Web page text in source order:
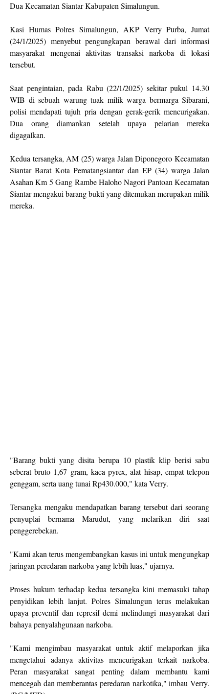
Dua Kecamatan Siantar Kabupaten Simalungun.
Kasi Humas Polres Simalungun, AKP Verry Purba, Jumat
(24/1/2025) menyebut pengungkapan berawal dari informasi
masyarakat mengenai aktivitas transaksi narkoba di lokasi
tersebut.
Saat pengintaian, pada Rabu (22/1/2025) sekitar pukul 14.30
WIB di sebuah warung tuak milik warga bermarga Sibarani,
polisi mendapati tujuh pria dengan gerak-gerik mencurigakan.
Dua orang diamankan setelah upaya pelarian mereka
digagalkan.
Kedua tersangka, AM (25) warga Jalan Diponegoro Kecamatan
Siantar Barat Kota Pematangsiantar dan EP (34) warga Jalan
Asahan Km 5 Gang Rambe Haloho Nagori Pantoan Kecamatan
Siantar mengakui barang bukti yang ditemukan merupakan milik
mereka.
"Barang bukti yang disita berupa 10 plastik klip berisi sabu
seberat bruto 1,67 gram, kaca pyrex, alat hisap, empat telepon
genggam, serta uang tunai Rp430.000," kata Verry.
Tersangka mengaku mendapatkan barang tersebut dari seorang
penyuplai bernama Marudut, yang melarikan diri saat
penggerebekan.
"Kami akan terus mengembangkan kasus ini untuk mengungkap
jaringan peredaran narkoba yang lebih luas," ujarnya.
Proses hukum terhadap kedua tersangka kini memasuki tahap
penyidikan lebih lanjut. Polres Simalungun terus melakukan
upaya preventif dan represif demi melindungi masyarakat dari
bahaya penyalahgunaan narkoba.
"Kami mengimbau masyarakat untuk aktif melaporkan jika
mengetahui adanya aktivitas mencurigakan terkait narkoba.
Peran masyarakat sangat penting dalam membantu kami
mencegah dan memberantas peredaran narkotika," imbau Verry.